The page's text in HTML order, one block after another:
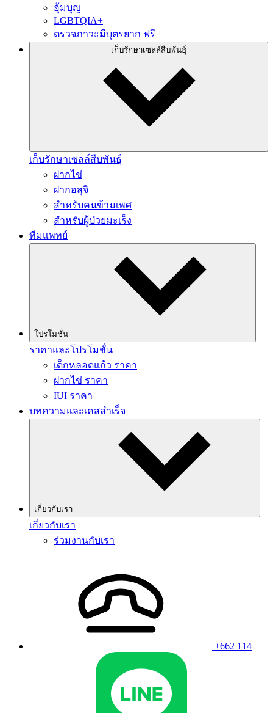
อุ้มบุญ
LGBTQIA+
ตรวจภาวะมีบุตรยาก ฟรี
เก็บรักษาเซลล์สืบพันธุ์
เก็บรักษาเซลล์สืบพันธุ์
ฝากไข่
ฝากอสุจิ
สำหรับคนข้ามเพศ
สำหรับผู้ป่วยมะเร็ง
ทีมแพทย์
โปรโมชั่น
ราคาและโปรโมชั่น
เด็กหลอดแก้ว ราคา
ฝากไข่ ราคา
IUI ราคา
บทความและเคสสำเร็จ
เกี่ยวกับเรา
เกี่ยวกับเรา
ร่วมงานกับเรา
+662 114